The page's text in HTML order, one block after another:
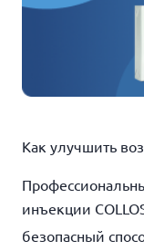
Как улучшить
инъекции
безопасный